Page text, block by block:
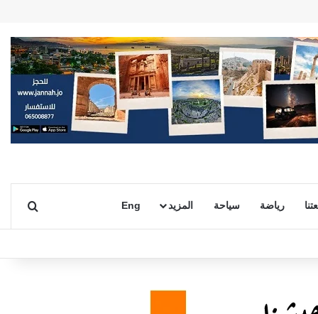
رياضة سياحة المزيد Eng بحث